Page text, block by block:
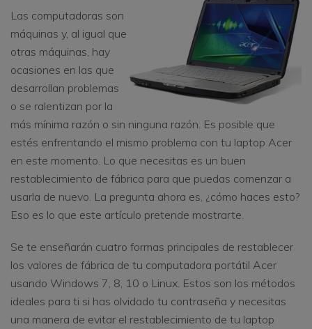
Otros Productos
Repairit - Reparar Datos
UBackit - Respaldar Datos
Las computadoras son
máquinas y, al igual que
otras máquinas, hay
ocasiones en las que
desarrollan problemas
o se ralentizan por la
más mínima razón o sin ninguna razón. Es posible que
estés enfrentando el mismo problema con tu laptop Acer
en este momento. Lo que necesitas es un buen
restablecimiento de fábrica para que puedas comenzar a
usarla de nuevo. La pregunta ahora es, ¿cómo haces esto?
Eso es lo que este artículo pretende mostrarte.
Se te enseñarán cuatro formas principales de restablecer
los valores de fábrica de tu computadora portátil Acer
usando Windows 7, 8, 10 o Linux. Estos son los métodos
ideales para ti si has olvidado tu contraseña y necesitas
una manera de evitar el restablecimiento de tu laptop